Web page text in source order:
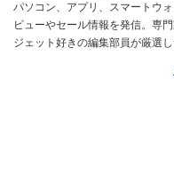
パソコン、アプリ、スマートウ
ビューやセール情報を発信。専
ジェット好きの編集部員が厳選